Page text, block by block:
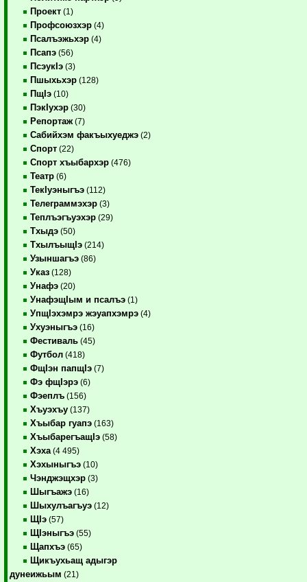
Проект (1)
Профсоюзхэр (4)
Псалъэжьхэр (4)
Псапэ (56)
ПсэукIэ (3)
Пшыхьхэр (128)
ПщIэ (10)
ПэкIухэр (30)
Репортаж (7)
Сабийхэм факъыхуеджэ (2)
Спорт (22)
Спорт хъыбархэр (476)
Театр (6)
ТекIуэныгъэ (112)
Телеграммэхэр (3)
Теплъэгъуэхэр (29)
Тхыдэ (50)
ТхылъыщIэ (214)
Узыншагъэ (86)
Указ (128)
Унафэ (20)
УнафэщIым и псалъэ (1)
УпщIэхэмрэ жэуапхэмрэ (4)
Ухуэныгъэ (16)
Фестиваль (45)
Футбол (418)
ФщIэн папщIэ (7)
Фэ фщIэрэ (6)
Фэеплъ (156)
Хъуэхъу (137)
Хъыбар гуапэ (163)
ХъыбарегъащIэ (58)
Хэха (4 495)
Хэхыныгъэ (10)
Чэнджэщхэр (3)
Шыгъажэ (16)
Шыхулъагъуэ (12)
ЩIэ (57)
ЩIэныгъэ (55)
Щапхъэ (65)
Щикъухьащ адыгэр
дунеижьым (21)